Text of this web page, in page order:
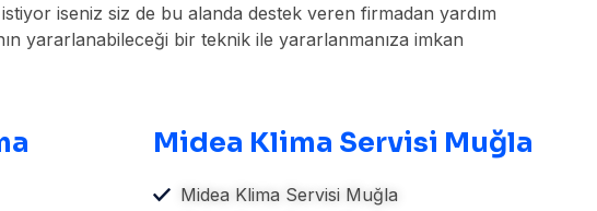
istiyor iseniz siz de bu alanda destek veren firmadan yardım
yararlanabileceği bir teknik ile yararlanmanıza imkan
Midea Klima Servisi Muğla
Midea Klima Servisi Muğla